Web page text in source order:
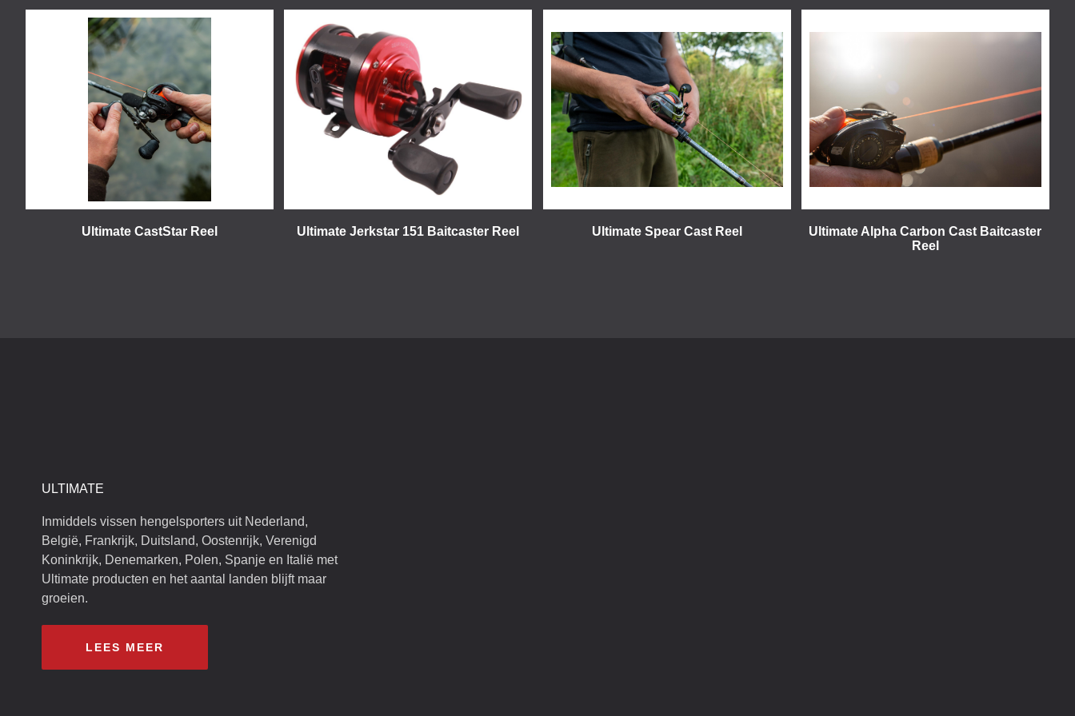
Ultimate CastStar Reel Ultimate Jerkstar 151 Baitcaster Reel Ultimate Spear Cast Reel
Ultimate Alpha Carbon Cast Baitcaster
Reel
ULTIMATE
Inmiddels vissen hengelsporters uit Nederland,
België, Frankrijk, Duitsland, Oostenrijk, Verenigd
Koninkrijk, Denemarken, Polen, Spanje en Italië met
Ultimate producten en het aantal landen blijft maar
groeien.
LEES MEER